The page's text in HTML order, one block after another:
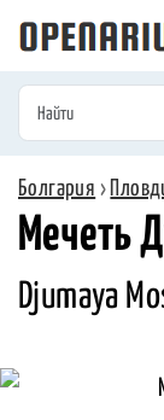
Болгария ›
Мечеть
Djumaya